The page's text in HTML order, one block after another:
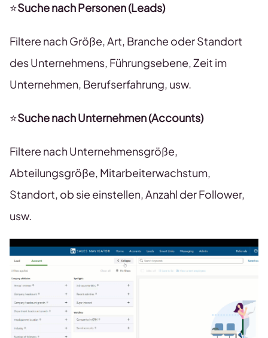
⭐Suche nach Personen (Leads)
Filtere nach Größe, Art, Branche oder Standort
des Unternehmens, Führungsebene, Zeit im
Unternehmen, Berufserfahrung, usw.
⭐Suche nach Unternehmen (Accounts)
Filtere nach Unternehmensgröße,
Abteilungsgröße, Mitarbeiterwachstum,
Standort, ob sie einstellen, Anzahl der Follower,
usw.